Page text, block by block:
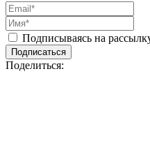
Подписываясь на
Подписаться
Поделиться: